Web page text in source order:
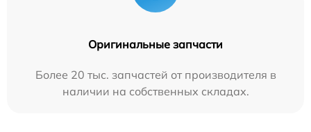
Оригинальные запчасти
Более 20 тыс. запчастей от производителя в
наличии на собственных складах.